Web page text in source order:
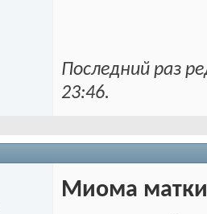
Последний раз
23:46.
Миома матки